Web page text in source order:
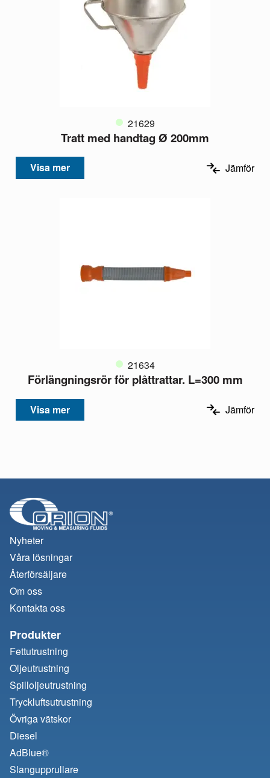
21629
Tratt med handtag Ø 200mm
Visa mer Jämför
21634
Förlängningsrör för plåttrattar. L=300 mm
Visa mer Jämför
Nyheter
Våra lösningar
Återförsäljare
Om oss
Kontakta oss
Produkter
Fettutrustning
Oljeutrustning
Spilloljeutrustning
Tryckluftsutrustning
Övriga vätskor
Diesel
AdBlue®
Slangupprullare